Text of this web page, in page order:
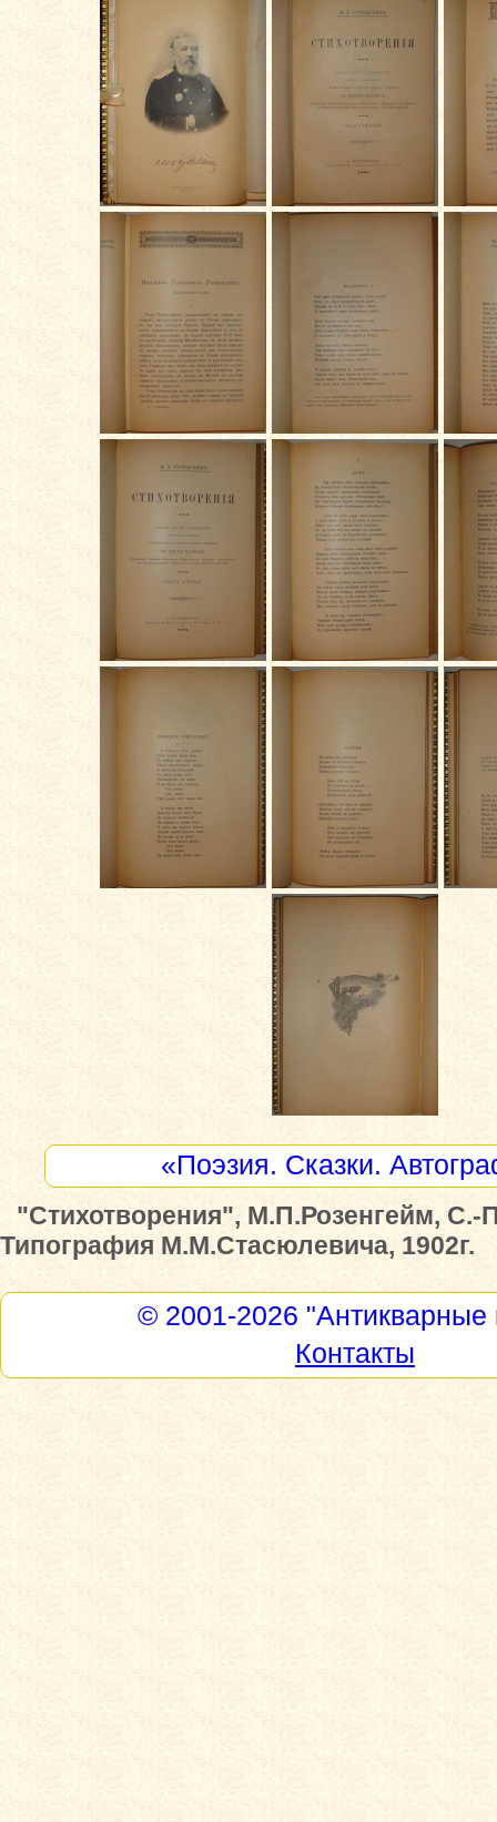
«Поэзия. Сказки.
"Стихотворения", М.П.Розенгейм, С.-
Типография М.М.Стасюлевича, 1902г.
© 2001-2026 "Антикварные
Контакты